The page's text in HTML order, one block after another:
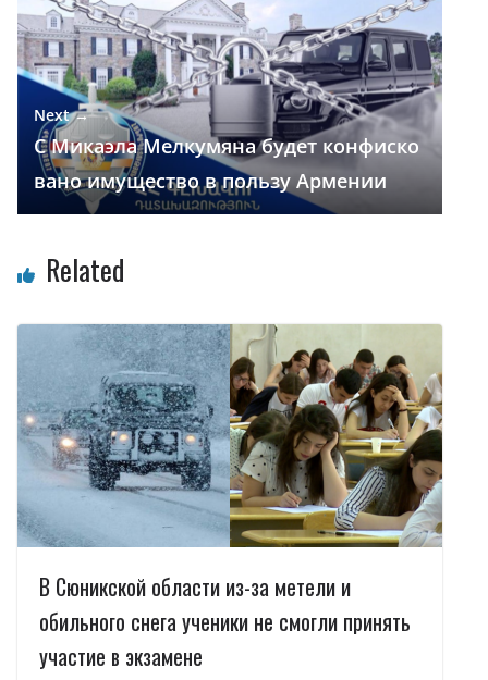
Next →
С Микаэла Мелкумяна будет конфиско
вано имущество в пользу Армении
Related
В Сюникской области из-за метели и
обильного снега ученики не смогли принять
участие в экзамене